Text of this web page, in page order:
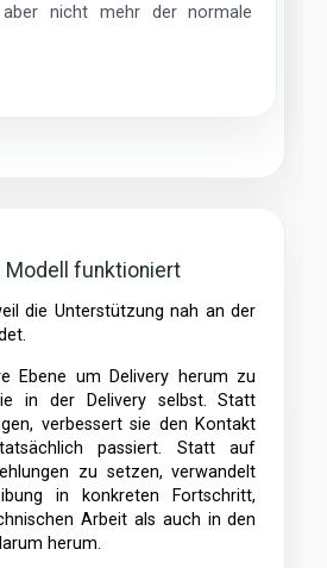
nicht mehr der normale
Modell funktioniert
in der Delivery selbst. Statt
verbessert sie den Kontakt
passiert. Statt auf
zu setzen, verwandelt
in konkreten Fortschritt,
Arbeit als auch in den
herum.